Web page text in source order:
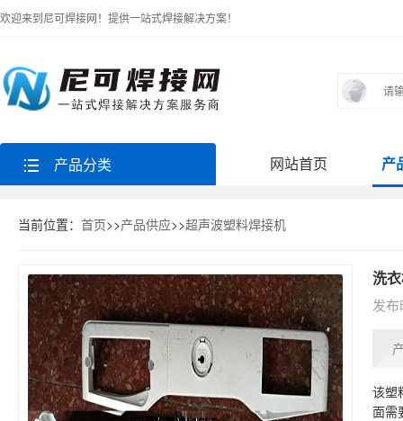
欢迎来到尼可焊接网！提供一站式焊接解决方案！
产品分类 网站首页 产
当前位置： 首页>>产品供应>>超声波塑料焊接机
洗
发
该塑
面需